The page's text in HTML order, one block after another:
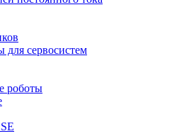
для сервосистем
роботы